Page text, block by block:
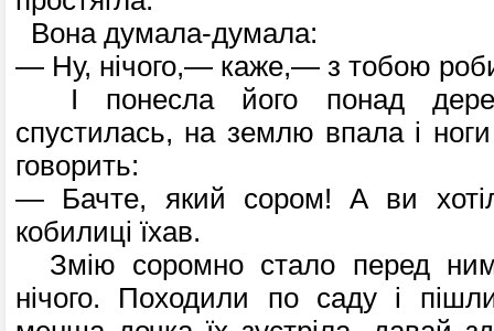
Вона думала-думала:
— Ну, нічого,— каже,— з тобою
І понесла його понад
спустилась, на землю впала і
говорить:
— Бачте, який сором! А ви
кобилиці їхав.
Змію соромно стало перед
нічого. Походили по саду і